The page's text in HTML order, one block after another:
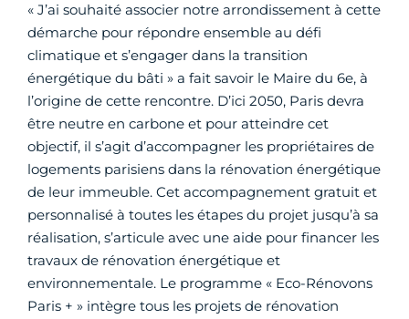
« J’ai souhaité associer notre arrondissement à cette
démarche pour répondre ensemble au défi
climatique et s’engager dans la transition
énergétique du bâti » a fait savoir le Maire du 6e, à
l’origine de cette rencontre. D’ici 2050, Paris devra
être neutre en carbone et pour atteindre cet
objectif, il s’agit d’accompagner les propriétaires de
logements parisiens dans la rénovation énergétique
de leur immeuble. Cet accompagnement gratuit et
personnalisé à toutes les étapes du projet jusqu’à sa
réalisation, s’articule avec une aide pour financer les
travaux de rénovation énergétique et
environnementale. Le programme « Eco-Rénovons
Paris + » intègre tous les projets de rénovation